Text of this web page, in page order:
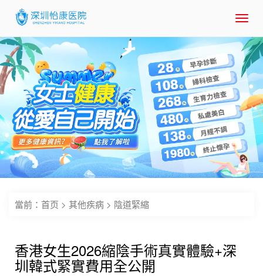
當前： 首页 > 其他疾病 > 陰道緊縮
香港女生2026縮陰手術真實體驗+深
圳韓式緊實費用全公開